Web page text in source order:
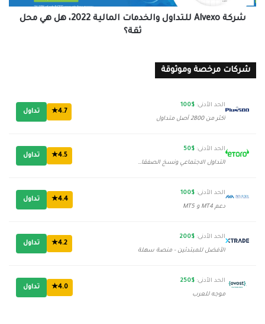
محل
ثقة؟
شركة Alvexo للتداول والخدمات المالية 2022، هل هي محل
ثقة؟
شركات مرخصة وموثوقة
الحد الأدنى: $100
أكثر من 2800 أصل متداول
4.7★ تداول
الحد الأدنى: $50
التداول الاجتماعي ونسخ الصفقات
4.5★ تداول
الحد الأدنى: $100
دعم MT4 و MT5
4.4★ تداول
الحد الأدنى: $200
الأفضل للمبتدئين - منصة سهلة
4.2★ تداول
الحد الأدنى: $250
موجه للعرب
4.0★ تداول